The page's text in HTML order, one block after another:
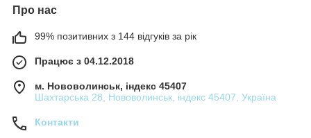
Про нас
99% позитивних з 144 відгуків за рік
Працює з 04.12.2018
м. Нововолинськ, індекс 45407
Шахтарська 28, Нововолинськ, індекс 45407, Україна
Контакти